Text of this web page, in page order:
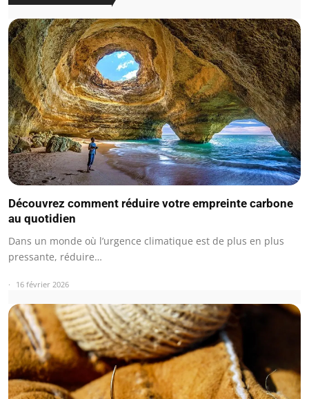
Découvrez comment réduire votre empreinte carbone
au quotidien
Dans un monde où l’urgence climatique est de plus en plus
pressante, réduire…
16 février 2026